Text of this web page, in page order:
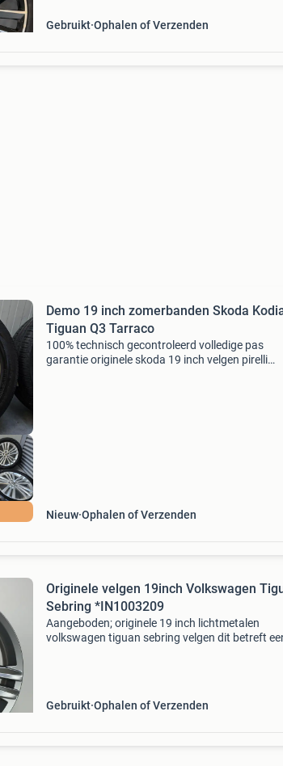
Gebruikt Ophalen of Verzenden
Demo 19 inch zomerbanden Skoda
Tiguan Q3 Tarraco
100% technisch gecontroleerd volledige pas
garantie originele skoda 19 inch velgen pirelli
Nieuw Ophalen of Verzenden
Originele velgen 19inch Volkswagen
Sebring *IN1003209
Aangeboden; originele 19 inch lichtmetalen
volkswagen tiguan sebring velgen dit betreft
Gebruikt Ophalen of Verzenden